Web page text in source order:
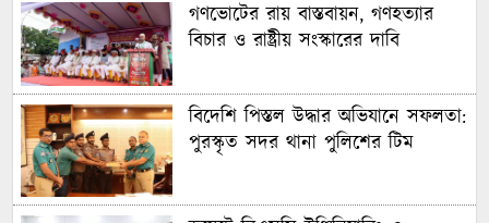
গণভোটের রায় বাস্তবায়ন, গণহত্যার
বিচার ও রাষ্ট্রীয় সংস্কারের দাবি
বিদেশি পিস্তল উদ্ধার অভিযানে সফলতা:
পুরস্কৃত সদর থানা পুলিশের টিম